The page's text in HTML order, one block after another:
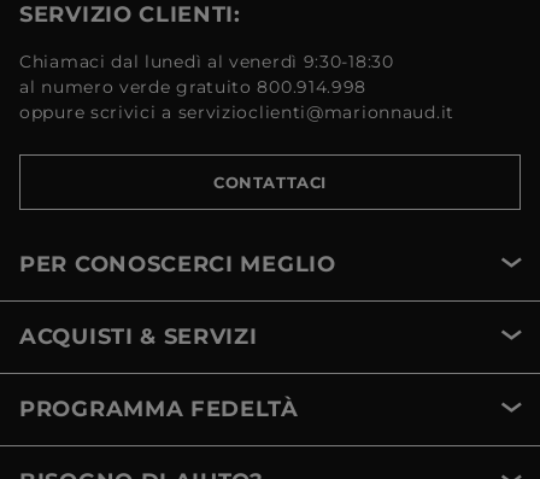
SERVIZIO CLIENTI:
Chiamaci dal lunedì al venerdì 9:30-18:30
al numero verde gratuito 800.914.998
oppure scrivici a servizioclienti@marionnaud.it
CONTATTACI
PER CONOSCERCI MEGLIO
ACQUISTI & SERVIZI
PROGRAMMA FEDELTÀ